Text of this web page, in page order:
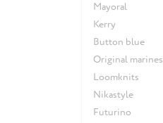
Mayoral
Kerry
Button blue
Original marines
Loomknits
Nikastyle
Futurino